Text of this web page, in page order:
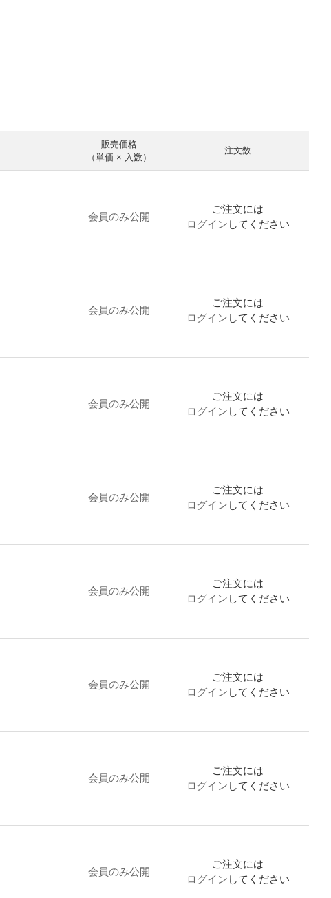
販売価格
（単価 × 入数）
注文数
会員のみ公開
ご注文には
ログイン してください
会員のみ公開
ご注文には
ログイン してください
会員のみ公開
ご注文には
ログイン してください
会員のみ公開
ご注文には
ログイン してください
会員のみ公開
ご注文には
ログイン してください
会員のみ公開
ご注文には
ログイン してください
会員のみ公開
ご注文には
ログイン してください
会員のみ公開
ご注文には
ログイン してください